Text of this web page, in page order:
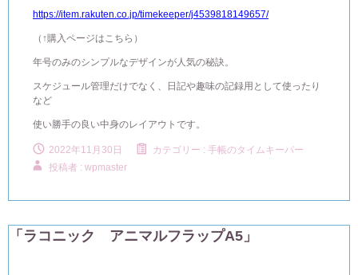
https://item.rakuten.co.jp/timekeeper/j4539818149657/
（↑購入ページはこちら）
年号のみのシンプルなデザインが人気の秘訣。
スケジュール管理だけでなく、日記や趣味の記録用として使ったり
など
使い勝手の良い中身のレイアウトです。
2022年11月30日 カテゴリー : 手帳のタイムキーパー
投稿者 : wpmaster
「ラコニック アニマルフラップA5」